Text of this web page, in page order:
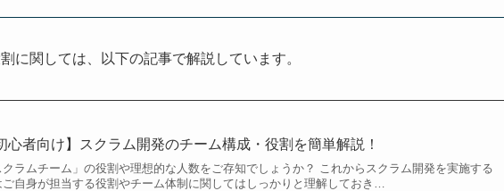
に関しては、以下の記事で解説しています。
心者向け】スクラム開発のチーム構成・役割を簡単解説！
クラムチーム」の役割や理想的な人数をご存知でしょうか？ これからスクラム開発を実施する
ご自身が担当する役割やチーム体制に関してはしっかりと理解しておき…